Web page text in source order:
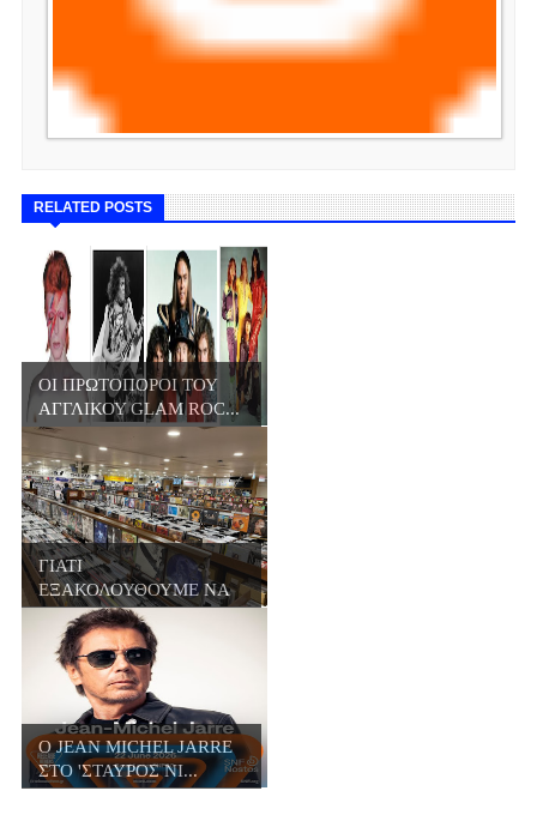
RELATED POSTS
ΟΙ ΠΡΩΤΟΠΟΡΟΙ ΤΟΥ
ΑΓΓΛΙΚΟΥ GLAM ROC...
ΓΙΑΤΙ
ΕΞΑΚΟΛΟΥΘΟΥΜΕ ΝΑ
ΑΓΟΡΑΖΟΥΜΕ Β...
Ο JΕΑN MICHEL JARRE
ΣΤΟ 'ΣΤΑΥΡΟΣ ΝΙ...